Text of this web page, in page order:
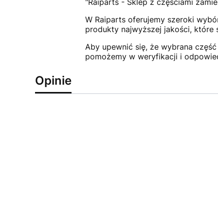
"Raiparts - Sklep z częściami
W Raiparts oferujemy szeroki
produkty najwyższej jakości, które
Aby upewnić się, że wybrana
pomożemy w weryfikacji i
Opinie